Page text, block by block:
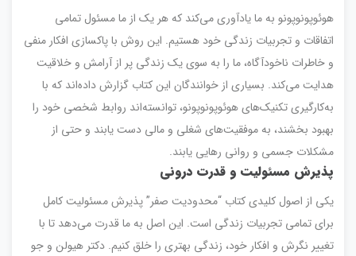
هوئوپونوپونو به ما یادآوری می‌کند که هر یک از ما مسئول تمامی
اتفاقات و تجربیات زندگی خود هستیم. این روش با پاکسازی افکار منفی
و خاطرات ناخودآگاه، ما را به سوی یک زندگی پر از آرامش و خلاقیت
هدایت می‌کند. بسیاری از خوانندگان این کتاب گزارش داده‌اند که با
به‌کارگیری تکنیک‌های هوئوپونوپونو، توانسته‌اند روابط شخصی خود را
بهبود بخشند، به موفقیت‌های شغلی و مالی دست یابند و حتی از
مشکلات جسمی و روانی رهایی یابند.
پذیرش مسئولیت و قدرت درونی
یکی از اصول کلیدی کتاب “محدودیت صفر” پذیرش مسئولیت کامل
برای تمامی تجربیات زندگی است. این اصل به ما قدرت می‌دهد تا با
تغییر نگرش و افکار خود، زندگی بهتری را خلق کنیم. دکتر هیولن و جو